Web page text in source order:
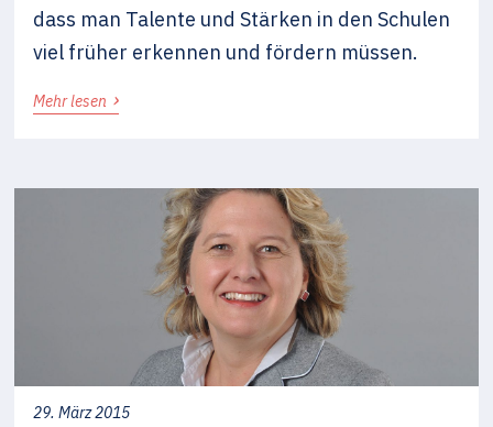
dass man Talente und Stärken in den Schulen
viel früher erkennen und fördern müssen.
Mehr lesen ›
29. März 2015